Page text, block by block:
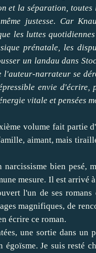
et la séparation, toutes
justesse. Car
les luttes
prénatale, les
un landau dans
narrateur se
envie
vitale et pensées
volume fait partie
aimant, mais
bien pesé,
mesure. Il est arrivé
l'un de ses romans
magnifiques, de
écrire ce roman.
une sortie dans un
Je suis resté